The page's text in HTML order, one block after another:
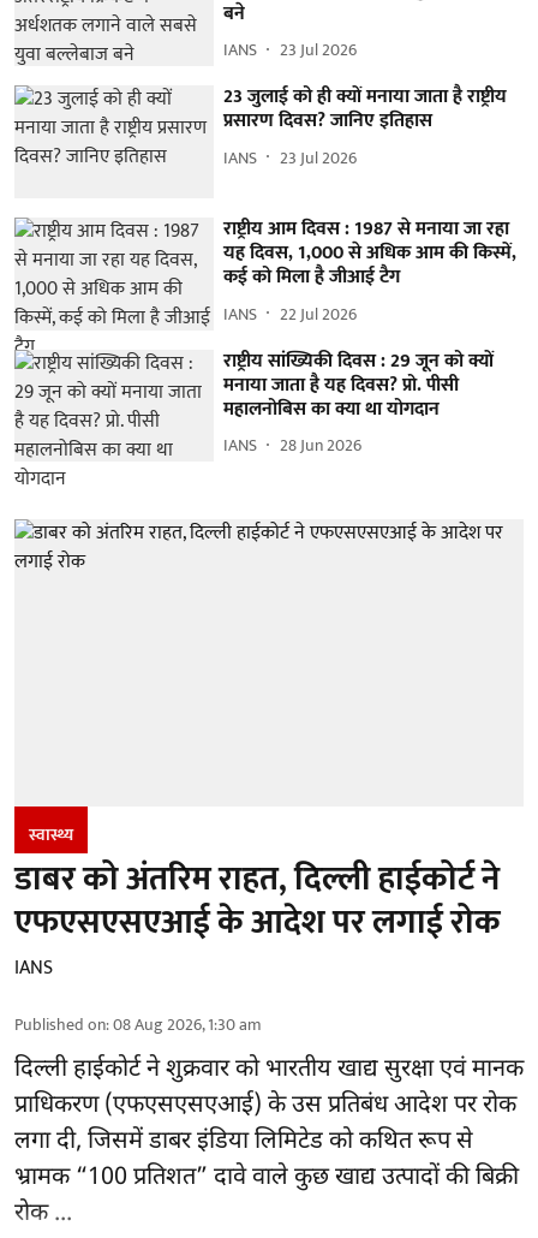
बने
IANS 23 Jul 2026
23 जुलाई को ही क्यों मनाया जाता है राष्ट्रीय
प्रसारण दिवस? जानिए इतिहास
IANS 23 Jul 2026
राष्ट्रीय आम दिवस : 1987 से मनाया जा रहा
यह दिवस, 1,000 से अधिक आम की किस्में,
कई को मिला है जीआई टैग
IANS 22 Jul 2026
राष्ट्रीय सांख्यिकी दिवस : 29 जून को क्यों
मनाया जाता है यह दिवस? प्रो. पीसी
महालनोबिस का क्या था योगदान
IANS 28 Jun 2026
स्वास्थ्य
डाबर को अंतरिम राहत, दिल्ली हाईकोर्ट ने
एफएसएसएआई के आदेश पर लगाई रोक
IANS
Published on:08 Aug 2026, 1:30 am
दिल्ली हाईकोर्ट ने शुक्रवार को भारतीय खाद्य सुरक्षा एवं मानक
प्राधिकरण(एफएसएसएआई) के उस प्रतिबंध आदेश पर रोक
लगा दी, जिसमें डाबर इंडिया लिमिटेड को कथित रूप से
भ्रामक “100 प्रतिशत” दावे वाले कुछ खाद्य उत्पादों की बिक्री
रोक ...